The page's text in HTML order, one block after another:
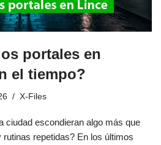
portales en
el tiempo?
X-Files
ciudad escondieran algo más que
repetidas? En los últimos